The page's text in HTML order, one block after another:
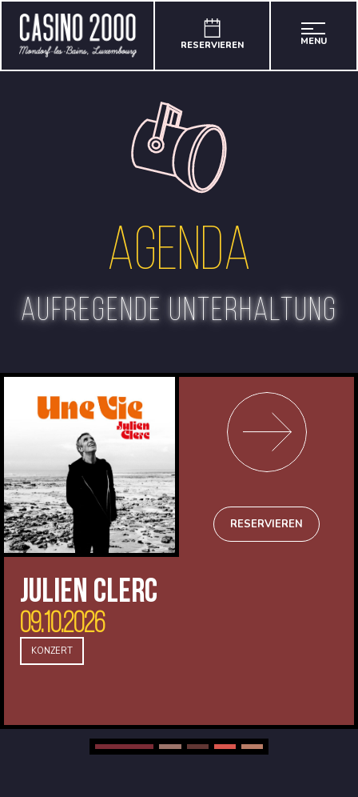
RESERVIEREN MENU
Agenda
aufregende Unterhaltung
RESERVIEREN
JULIEN CLERC
09.10.2026
KONZERT